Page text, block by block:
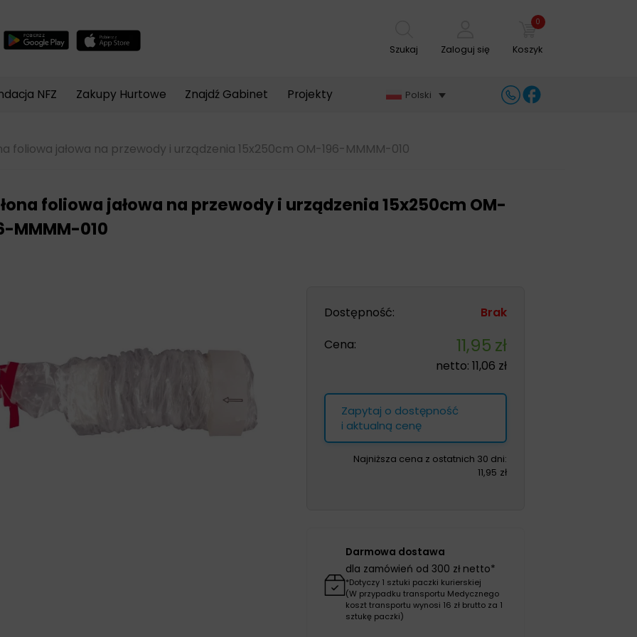
Szukaj Zaloguj się
0
Koszyk
NFZ Zakupy Hurtowe Znajdź Gabinet Projekty Polski
foliowa jałowa na przewody i urządzenia 15x250cm OM-196-MMMM-010
foliowa jałowa na przewody i urządzenia 15x250cm OM-
MMMM-010
Dostępność:
Brak
Cena:
11,95 zł
netto:11,06 zł
Zapytaj o dostępność
i aktualną cenę
Najniższa cena z ostatnich 30 dni:
11,95 zł
Darmowa dostawa
dla zamówień od 300 zł netto*
*Dotyczy 1 sztuki paczki kurierskiej
(W przypadku transportu Medycznego
koszt transportu wynosi 16 zł brutto za 1
sztukę paczki)